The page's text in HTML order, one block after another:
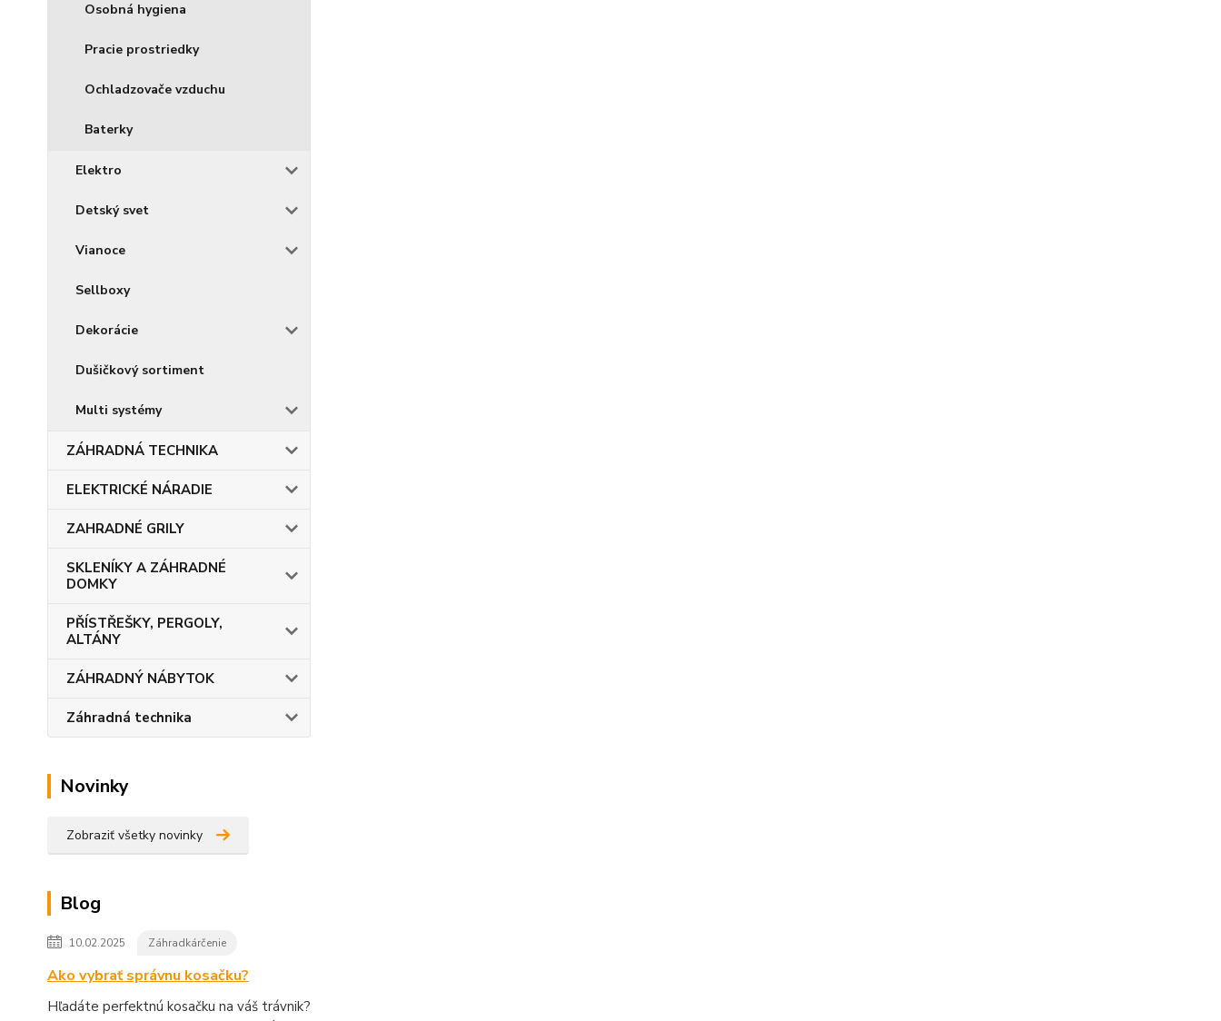
Osobná hygiena
Pracie prostriedky
Ochladzovače vzduchu
Baterky
Elektro
Detský svet
Vianoce
Sellboxy
Dekorácie
Dušičkový sortiment
Multi systémy
ZÁHRADNÁ TECHNIKA
ELEKTRICKÉ NÁRADIE
ZAHRADNÉ GRILY
SKLENÍKY A ZÁHRADNÉ
DOMKY
PŘÍSTŘEŠKY, PERGOLY,
ALTÁNY
ZÁHRADNÝ NÁBYTOK
Záhradná technika
Novinky
Zobraziť všetky novinky
Blog
10.02.2025 Záhradkárčenie
Ako vybrať správnu kosačku?
Hľadáte perfektnú kosačku na váš trávnik?